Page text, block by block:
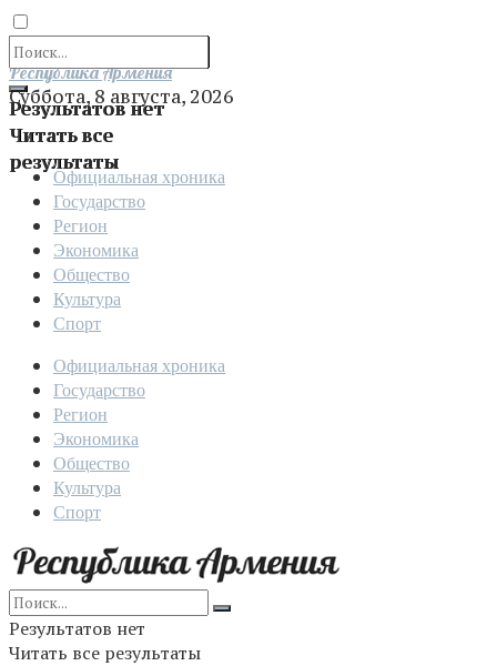
Результатов нет
Читать все
результаты
Отправить
Республика Армения
Суббота, 8 августа, 2026
Официальная хроника
Государство
Регион
Экономика
Общество
Культура
Спорт
Официальная хроника
Государство
Регион
Экономика
Общество
Культура
Спорт
Результатов нет
Читать все результаты